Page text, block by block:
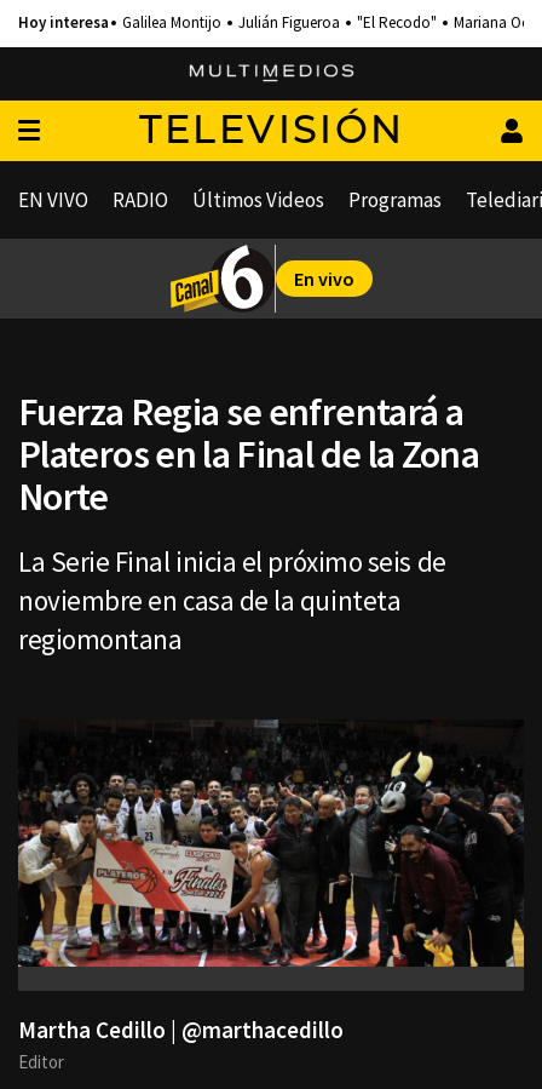
Galilea Montijo Julián Figueroa "El Recodo" Mariana
TELEVISIÓN
EN VIVO RADIO Últimos Videos Programas
En vivo
Fuerza Regia se enfrentará a
Plateros en la Final de la Zona
Norte
La Serie Final inicia el próximo seis de
noviembre en casa de la quinteta
regiomontana
Martha Cedillo | @marthacedillo
Editor